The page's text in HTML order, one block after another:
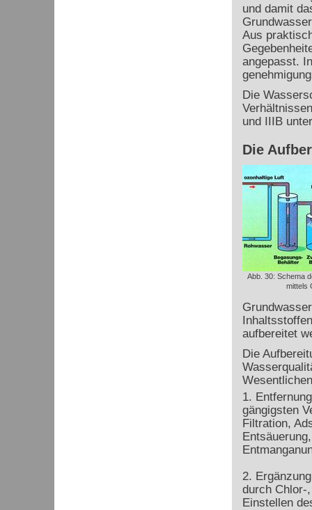
und damit
Aus
angepasst.
Die
und IIIB
Die
Abb. 30: Schema
mittels
aufbereitet
Die
1.
gängigsten
Filtration,
2.
durch Chlor-
Einstellen